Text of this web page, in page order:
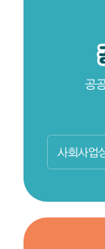
공
사회사업